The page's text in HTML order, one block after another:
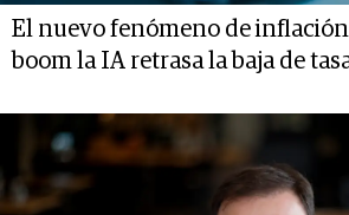
El nuevo fenómeno de
boom la IA retrasa la baja de